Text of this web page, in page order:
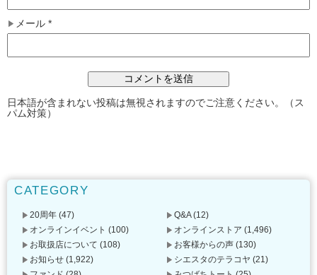
メール *
日本語が含まれない投稿は無視されますのでご注意ください。（ス
パム対策）
CATEGORY
20周年 (47) Q&A(12)
オンラインイベント (100) オンラインストア (1,496)
お取扱店について (108) お客様からの声 (130)
お知らせ (1,922) シエスタのテラコヤ (21)